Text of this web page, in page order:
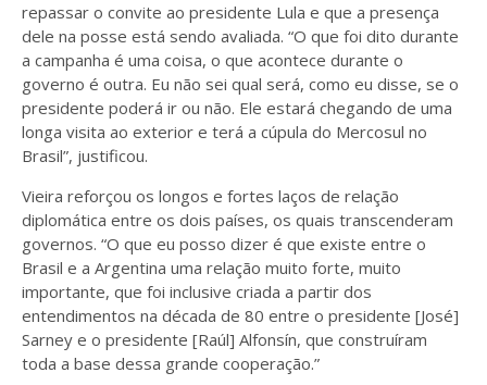
repassar o convite ao presidente Lula e que a presença
dele na posse está sendo avaliada. “O que foi dito durante
a campanha é uma coisa, o que acontece durante o
governo é outra. Eu não sei qual será, como eu disse, se o
presidente poderá ir ou não. Ele estará chegando de uma
longa visita ao exterior e terá a cúpula do Mercosul no
Brasil”, justificou.
Vieira reforçou os longos e fortes laços de relação
diplomática entre os dois países, os quais transcenderam
governos. “O que eu posso dizer é que existe entre o
Brasil e a Argentina uma relação muito forte, muito
importante, que foi inclusive criada a partir dos
entendimentos na década de 80 entre o presidente [José]
Sarney e o presidente [Raúl] Alfonsín, que construíram
toda a base dessa grande cooperação.”